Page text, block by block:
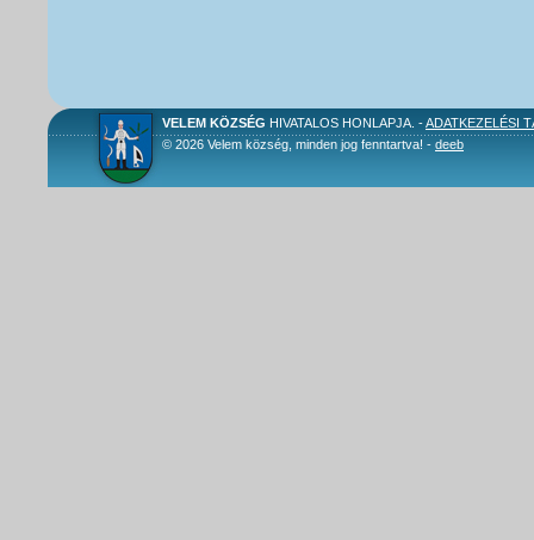
VELEM KÖZSÉG HIVATALOS HONLAPJA. -ADATKEZELÉSI
© 2026 Velem község, minden jog fenntartva! - deeb